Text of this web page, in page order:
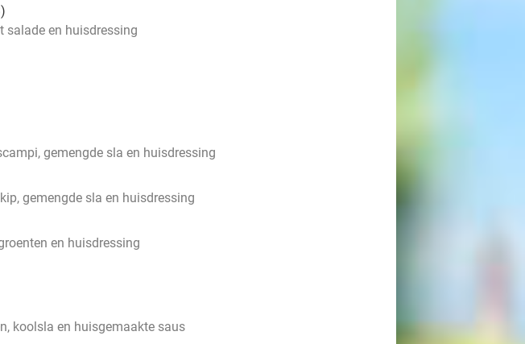
salade en huisdressing
gemengde sla en huisdressing
gemengde sla en huisdressing
en huisdressing
koolsla en huisgemaakte saus